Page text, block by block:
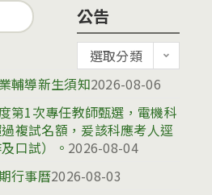
公告
告
選取分類
輔導新生須知2026-08-06
第1次專任教師甄選，電機科
複試名額，爰該科應考人逕
口試）。 2026-08-04
行事曆2026-08-03